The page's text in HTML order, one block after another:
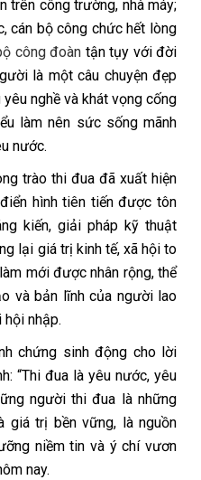
trên công trường, nhà máy;
cán bộ công chức hết lòng
công đoàn tận tụy với đời
là một câu chuyện đẹp
nghề và khát vọng cống
làm nên sức sống mãnh
nước.
trào thi đua đã xuất hiện
hình tiên tiến được tôn
kiến, giải pháp kỹ thuật
lại giá trị kinh tế, xã hội to
mới được nhân rộng, thể
và bản lĩnh của người lao
nhập.
chứng sinh động cho lời
“Thi đua là yêu nước, yêu
người thi đua là những
giá trị bền vững, là nguồn
niềm tin và ý chí vươn
nay.